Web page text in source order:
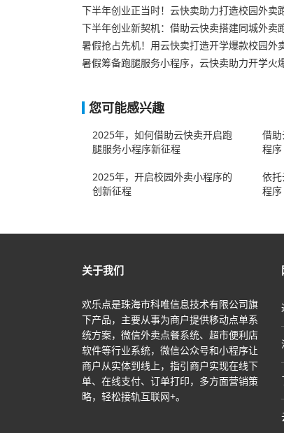
下半年创业正当时！云快卖助力打造校园外卖
下半年创业新契机：借助云快卖搭建同城外卖
暑假抢占先机！用云快卖打造开学爆款校园外
暑假筹备跑腿服务小程序，云快卖助力开学火
您可能感兴趣
2025年，如何借助云快卖开启跑
腿服务小程序新征程
借
程序
2025年，开启校园外卖小程序的
创新征程
依
程序
关于我们
欢乐点是珠海市科唯信息技术有限公司旗
下产品，主要从事为商户提供移动点单系
统方案，微信外卖点餐系统、超市便利店
软件等行业系统，微信公众号和小程序让
商户从实体到线上，指引商户实现在线下
单、在线支付、订单打印，多方面营销策
略，轻松接轨互联网+。